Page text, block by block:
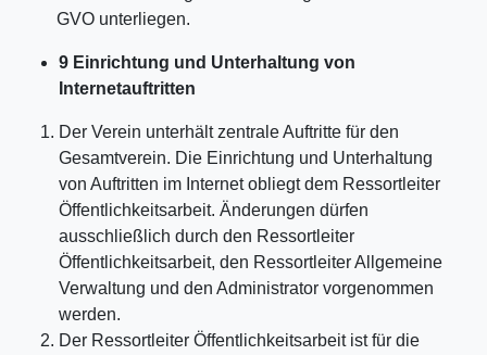
GVO unterliegen.
9 Einrichtung und Unterhaltung von
Internetauftritten
Der Verein unterhält zentrale Auftritte für den
Gesamtverein. Die Einrichtung und Unterhaltung
von Auftritten im Internet obliegt dem Ressortleiter
Öffentlichkeitsarbeit. Änderungen dürfen
ausschließlich durch den Ressortleiter
Öffentlichkeitsarbeit, den Ressortleiter Allgemeine
Verwaltung und den Administrator vorgenommen
werden.
Der Ressortleiter Öffentlichkeitsarbeit ist für die